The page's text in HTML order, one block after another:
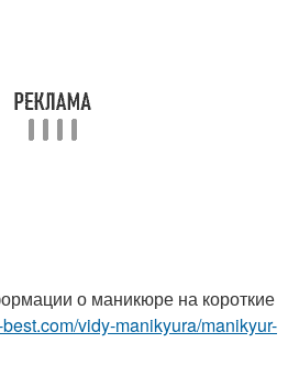
о маникюре на короткие
vidy-manikyura/manikyur-